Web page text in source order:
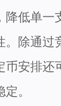
降低单一
。除通过
币安排还
。